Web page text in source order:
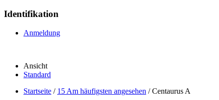
Identifikation
Anmeldung
Ansicht
Standard
Startseite / 15 Am häufigsten angesehen /Centaurus A